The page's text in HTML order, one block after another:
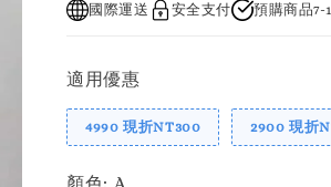
國際運送 安全支付 預購商品7-
適用優惠
4990 現折NT300 2900 現折